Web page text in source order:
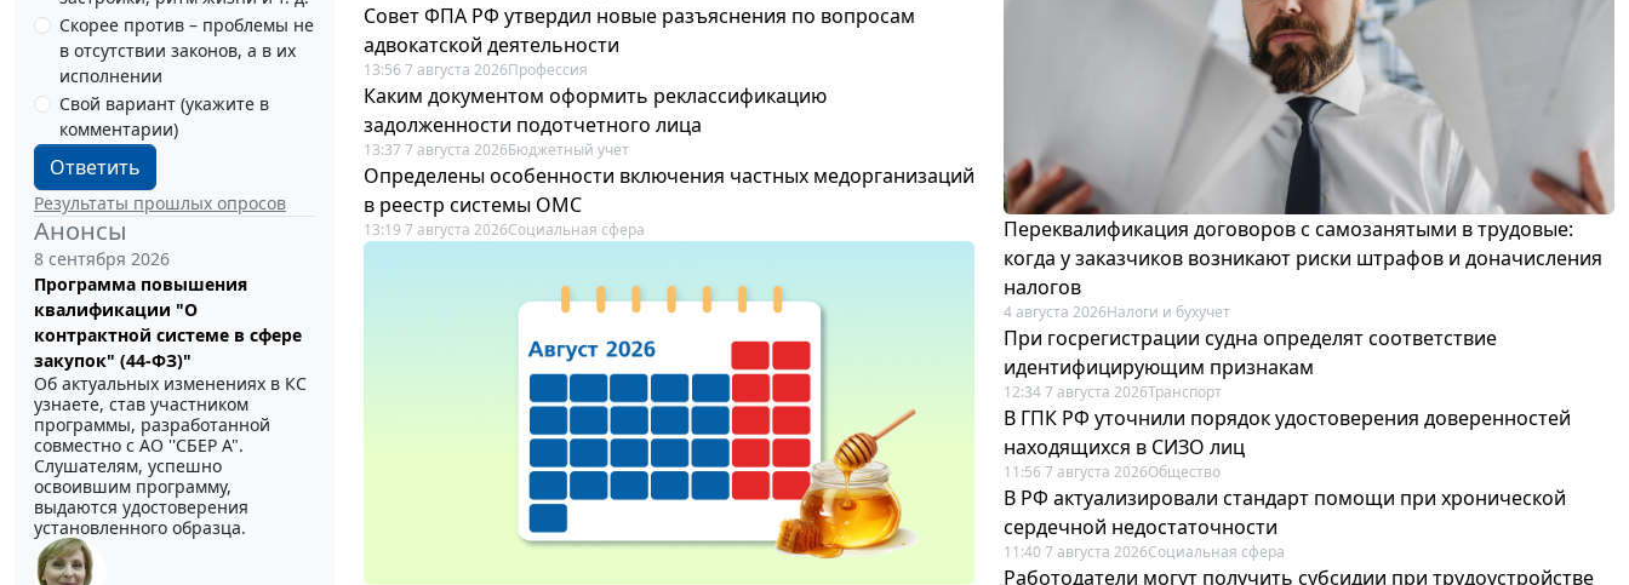
Скорее против – проблемы не
в отсутствии законов, а в их
исполнении
Свой вариант (укажите в
комментарии)
Ответить
Результаты прошлых опросов
Анонсы
8 сентября 2026
Программа повышения
квалификации "О
контрактной системе в сфере
закупок" (44-ФЗ)"
Об актуальных изменениях в КС
узнаете, став участником
программы, разработанной
совместно с АО ''СБЕР А".
Слушателям, успешно
освоившим программу,
выдаются удостоверения
установленного образца.
Совет ФПА РФ утвердил новые разъяснения по вопросам
адвокатской деятельности
13:56 7 августа 2026Профессия
Каким документом оформить реклассификацию
задолженности подотчетного лица
13:37 7 августа 2026Бюджетный учет
Определены особенности включения частных медорганизаций
в реестр системы ОМС
13:19 7 августа 2026Социальная сфера
Переквалификация договоров с самозанятыми в трудовые:
когда у заказчиков возникают риски штрафов и доначисления
налогов
4 августа 2026Налоги и бухучет
При госрегистрации судна определят соответствие
идентифицирующим признакам
12:34 7 августа 2026Транспорт
В ГПК РФ уточнили порядок удостоверения доверенностей
находящихся в СИЗО лиц
11:56 7 августа 2026Общество
В РФ актуализировали стандарт помощи при хронической
сердечной недостаточности
11:40 7 августа 2026Социальная сфера
Работодатели могут получить субсидии при трудоустройстве